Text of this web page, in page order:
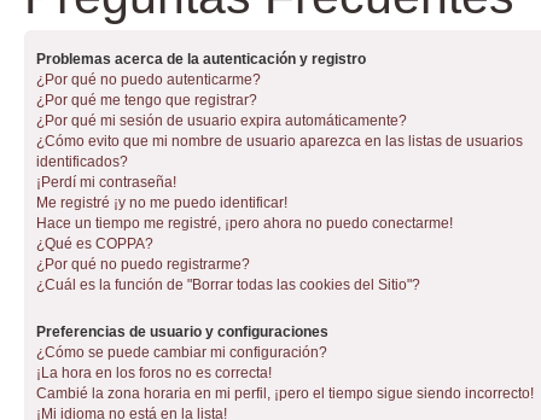
Problemas acerca de la autenticación y registro
¿Por qué no puedo autenticarme?
¿Por qué me tengo que registrar?
¿Por qué mi sesión de usuario expira automáticamente?
¿Cómo evito que mi nombre de usuario aparezca en las listas de usuarios
identificados?
¡Perdí mi contraseña!
Me registré ¡y no me puedo identificar!
Hace un tiempo me registré, ¡pero ahora no puedo conectarme!
¿Qué es COPPA?
¿Por qué no puedo registrarme?
¿Cuál es la función de "Borrar todas las cookies del Sitio"?
Preferencias de usuario y configuraciones
¿Cómo se puede cambiar mi configuración?
¡La hora en los foros no es correcta!
Cambié la zona horaria en mi perfil, ¡pero el tiempo sigue siendo incorrecto!
¡Mi idioma no está en la lista!